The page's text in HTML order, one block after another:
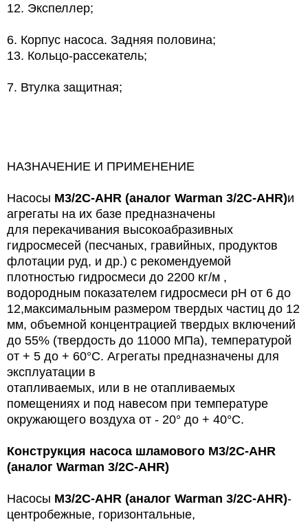
12. Экспеллер;
6. Корпус насоса. Задняя половина;
13. Кольцо-рассекатель;
7. Втулка защитная;
НАЗНАЧЕНИЕ И ПРИМЕНЕНИЕ
Насосы M3/2C-AHR (аналог Warman 3/2C-AHR)и
агрегаты на их базе предназначены
для перекачивания высокоабразивных
гидросмесей (песчаных, гравийных, продуктов
флотации руд, и др.) с рекомендуемой
плотностью гидросмеси до 2200 кг/м ,
водородным показателем гидросмеси рН от 6 до
12,максимальным размером твердых частиц до 12
мм, объемной концентрацией твердых включений
до 55% (твердость до 11000 МПа), температурой
от + 5 до + 60°С. Агрегаты предназначены для
эксплуатации в
отапливаемых, или в не отапливаемых
помещениях и под навесом при температуре
окружающего воздуха от - 20° до + 40°С.
Конструкция насоса шламового M3/2C-AHR
(аналог Warman 3/2C-AHR)
Насосы M3/2C-AHR (аналог Warman 3/2C-AHR)-
центробежные, горизонтальные,